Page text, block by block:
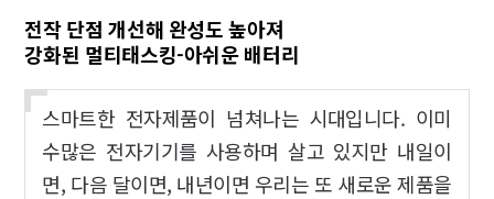
전작 단점 개선해 완성도 높아져
강화된 멀티태스킹-아쉬운 배터리
스마트한 전자제품이 넘쳐나는 시대입니다. 이미
수많은 전자기기를 사용하며 살고 있지만 내일이
면, 다음 달이면, 내년이면 우리는 또 새로운 제품을